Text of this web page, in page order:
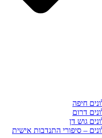
חיפה
דרום
גוש דן
– סיפורי התנדבות אישית